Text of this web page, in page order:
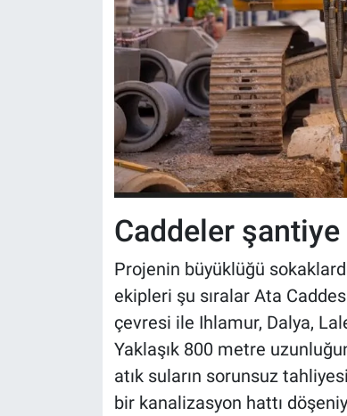
Caddeler şantiye
Projenin büyüklüğü
ekipleri şu sıralar Ata
çevresi ile Ihlamur, Dalya,
Yaklaşık 800 metre
atık suların sorunsuz
bir kanalizasyon hattı